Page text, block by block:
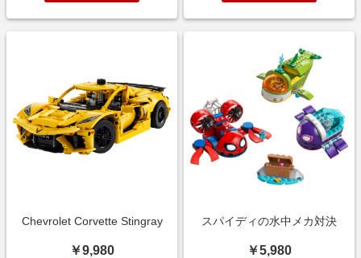
Chevrolet Corvette Stingray
￥9,980
スパイディの水中メカ対決
￥5,980